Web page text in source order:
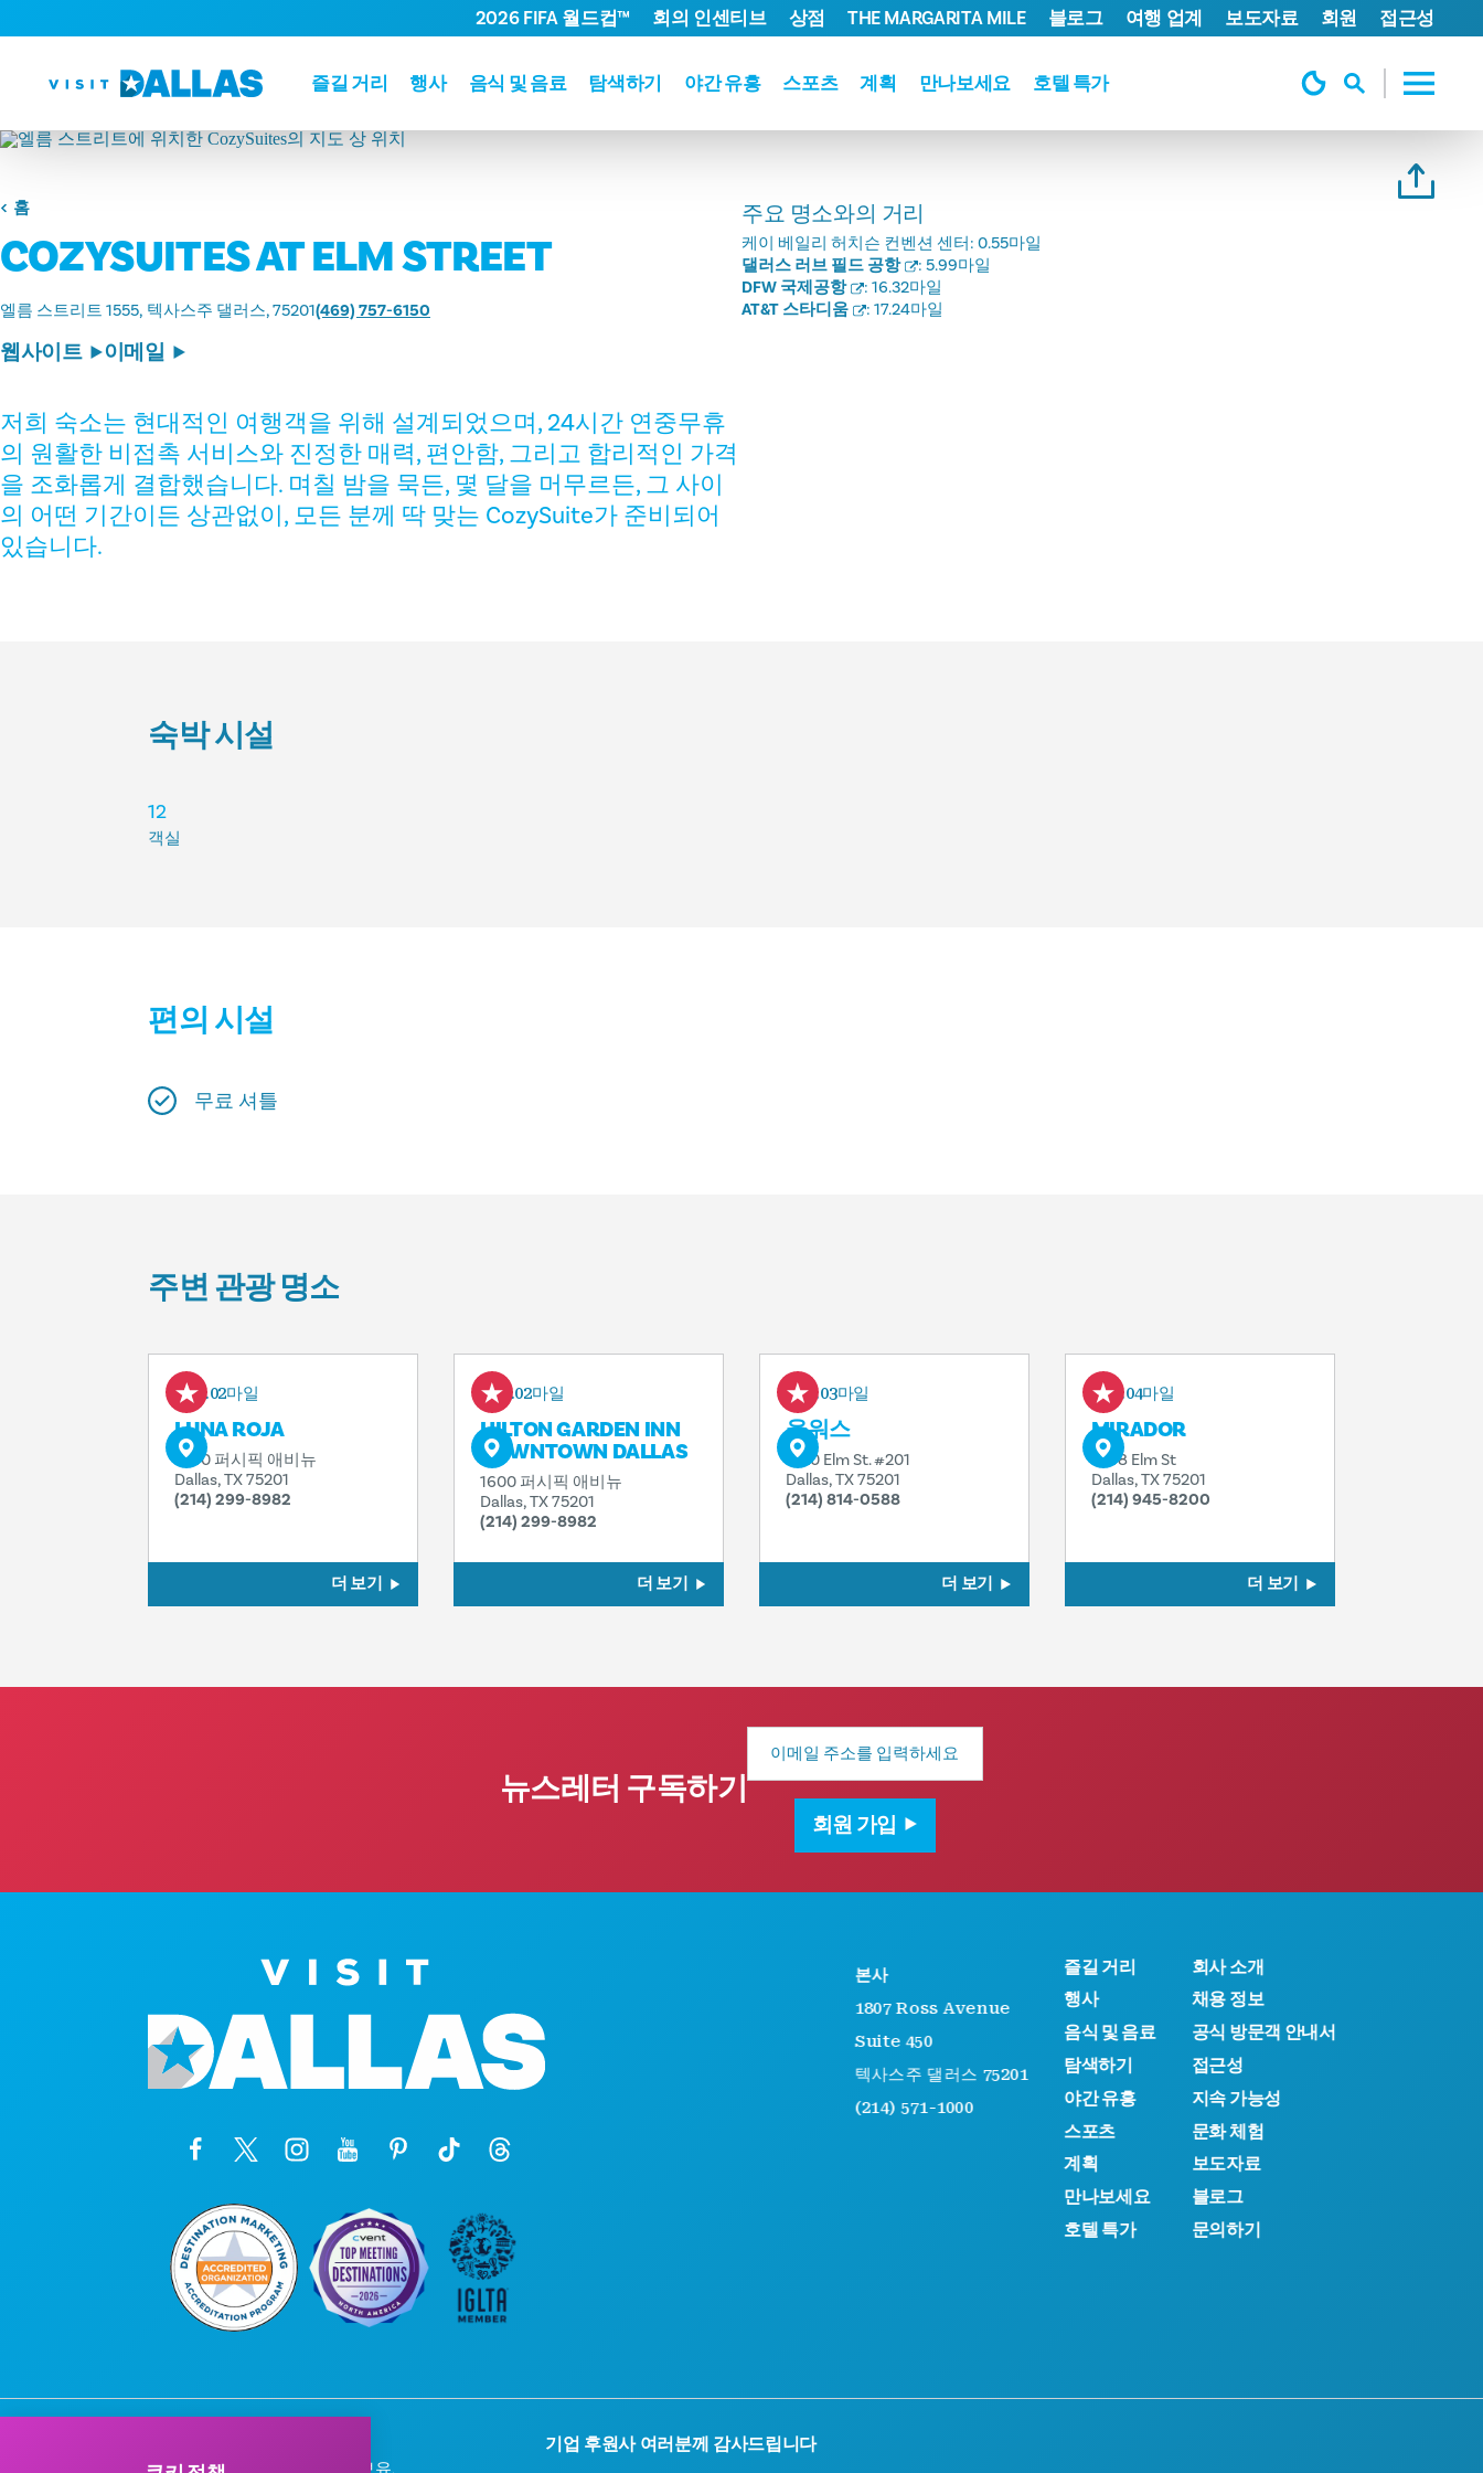
본문으로 건너뛰기
즐길 거리 행사 음식 및 음료 탐색하기 야간 유흥 스포츠 계획 만나보세요 호텔 특가
2026 FIFA 월드컵™ 회의 인센티브 상점 THE MARGARITA MILE 블로그 여행 업계 보도자료 회원 접근성
홈
COZYSUITES AT ELM STREET
엘름 스트리트 1555 텍사스주 댈러스, 75201(469) 757-6150
웹사이트 이메일
저희 숙소는 현대적인 여행객을 위해 설계되었으며, 24시간 연중무휴
의 원활한 비접촉 서비스와 진정한 매력, 편안함, 그리고 합리적인 가격
을 조화롭게 결합했습니다. 며칠 밤을 묵든, 몇 달을 머무르든, 그 사이
의 어떤 기간이든 상관없이, 모든 분께 딱 맞는 CozySuite가 준비되어
있습니다.
주요 명소와의 거리
케이 베일리 허치슨 컨벤션 센터: 0.55마일
댈러스 러브 필드 공항
: 5.99마일
DFW 국제공항
: 16.32마일
AT&T 스타디움
: 17.24마일
숙박 시설
숙박 시설
객실
12
편의 시설
무료 셔틀
주변 관광 명소
0.02마일
LUNA ROJA
1600 퍼시픽 애비뉴
Dallas, TX 75201
(214) 299-8982
더 보기
0.02마일
HILTON GARDEN INN
DOWNTOWN DALLAS
1600 퍼시픽 애비뉴
Dallas, TX 75201
(214) 299-8982
더 보기
0.03마일
울워스
1520 Elm St. #201
Dallas, TX 75201
(214) 814-0588
더 보기
0.04마일
MIRADOR
1608 Elm St
Dallas, TX 75201
(214) 945-8200
더 보기
뉴스레터 구독하기
이
주
회원 가입
본사
1807 Ross Avenue
Suite 450
텍사스주 댈러스 75201
(214) 571-1000
즐길 거리
행사
음식 및 음료
탐색하기
야간 유흥
스포츠
계획
만나보세요
호텔 특가
회사 소개
채용 정보
공식 방문객 안내서
접근성
지속 가능성
문화 체험
보도자료
블로그
문의하기
기업 후원사 여러분께 감사드립니다
© 2026 Visit Dallas. 모든 권리 보유.